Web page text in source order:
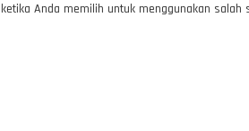
Anda memilih untuk menggunakan salah